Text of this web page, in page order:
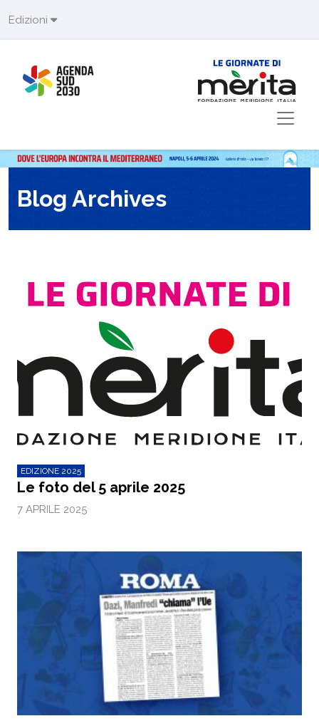
Edizioni
Blog Archives
EDIZIONE 2025
Le foto del 5 aprile 2025
7 APRILE 2025